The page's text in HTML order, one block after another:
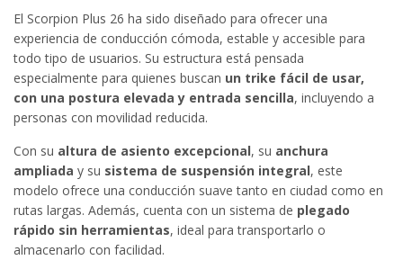
El Scorpion Plus 26 ha sido diseñado para ofrecer una
experiencia de conducción cómoda, estable y accesible para
todo tipo de usuarios. Su estructura está pensada
especialmente para quienes buscan un trike fácil de usar,
con una postura elevada y entrada sencilla, incluyendo a
personas con movilidad reducida.
Con su altura de asiento excepcional, su anchura
ampliada y su sistema de suspensión integral, este
modelo ofrece una conducción suave tanto en ciudad como en
rutas largas. Además, cuenta con un sistema de plegado
rápido sin herramientas, ideal para transportarlo o
almacenarlo con facilidad.